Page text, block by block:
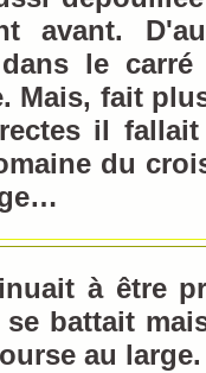
avant.
le
Mais, fait
il
du
à être
se battait
au large.